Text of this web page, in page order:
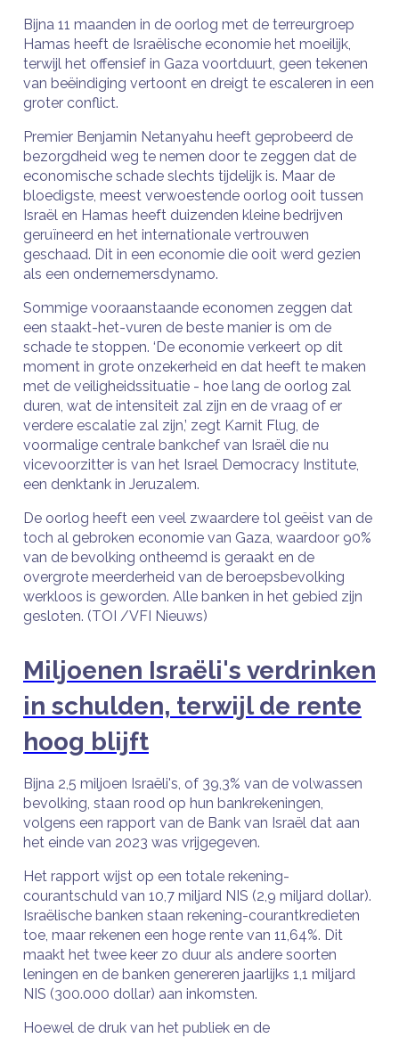
Bijna 11 maanden in de oorlog met de terreurgroep
Hamas heeft de Israëlische economie het moeilijk,
terwijl het offensief in Gaza voortduurt, geen tekenen
van beëindiging vertoont en dreigt te escaleren in een
groter conflict.
Premier Benjamin Netanyahu heeft geprobeerd de
bezorgdheid weg te nemen door te zeggen dat de
economische schade slechts tijdelijk is. Maar de
bloedigste, meest verwoestende oorlog ooit tussen
Israël en Hamas heeft duizenden kleine bedrijven
geruïneerd en het internationale vertrouwen
geschaad. Dit in een economie die ooit werd gezien
als een ondernemersdynamo.
Sommige vooraanstaande economen zeggen dat
een staakt-het-vuren de beste manier is om de
schade te stoppen. ‘De economie verkeert op dit
moment in grote onzekerheid en dat heeft te maken
met de veiligheidssituatie - hoe lang de oorlog zal
duren, wat de intensiteit zal zijn en de vraag of er
verdere escalatie zal zijn,’ zegt Karnit Flug, de
voormalige centrale bankchef van Israël die nu
vicevoorzitter is van het Israel Democracy Institute,
een denktank in Jeruzalem.
De oorlog heeft een veel zwaardere tol geëist van de
toch al gebroken economie van Gaza, waardoor 90%
van de bevolking ontheemd is geraakt en de
overgrote meerderheid van de beroepsbevolking
werkloos is geworden. Alle banken in het gebied zijn
gesloten. (TOI /VFI Nieuws)
Miljoenen Israëli's verdrinken
in schulden, terwijl de rente
hoog blijft
Bijna 2,5 miljoen Israëli's, of 39,3% van de volwassen
bevolking, staan rood op hun bankrekeningen,
volgens een rapport van de Bank van Israël dat aan
het einde van 2023 was vrijgegeven.
Het rapport wijst op een totale rekening-
courantschuld van 10,7 miljard NIS (2,9 miljard dollar).
Israëlische banken staan rekening-courantkredieten
toe, maar rekenen een hoge rente van 11,64%. Dit
maakt het twee keer zo duur als andere soorten
leningen en de banken genereren jaarlijks 1,1 miljard
NIS (300.000 dollar) aan inkomsten.
Hoewel de druk van het publiek en de